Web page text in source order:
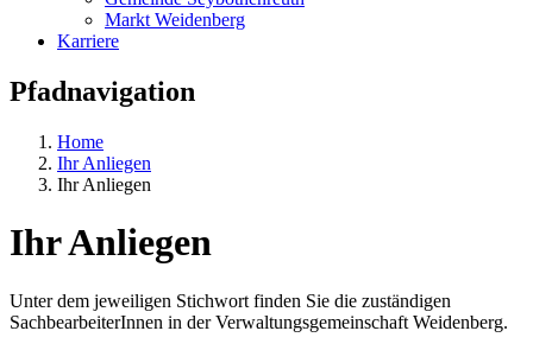
Markt Weidenberg
Karriere
Pfadnavigation
Home
Ihr Anliegen
Ihr Anliegen
Ihr Anliegen
Unter dem jeweiligen Stichwort finden Sie die zuständigen
SachbearbeiterInnen in der Verwaltungsgemeinschaft Weidenberg.